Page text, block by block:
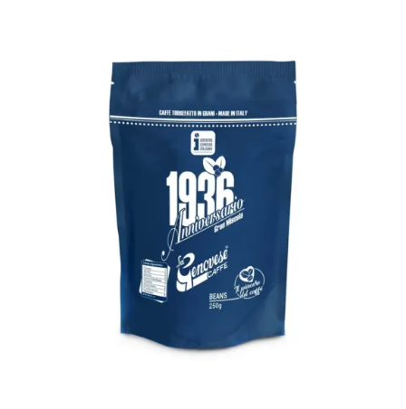
KOSÁRBA TESZEM / RÉSZLETEK